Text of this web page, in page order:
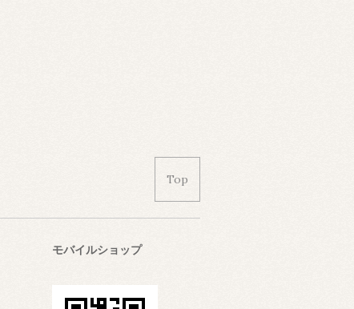
Top
モバイルショップ